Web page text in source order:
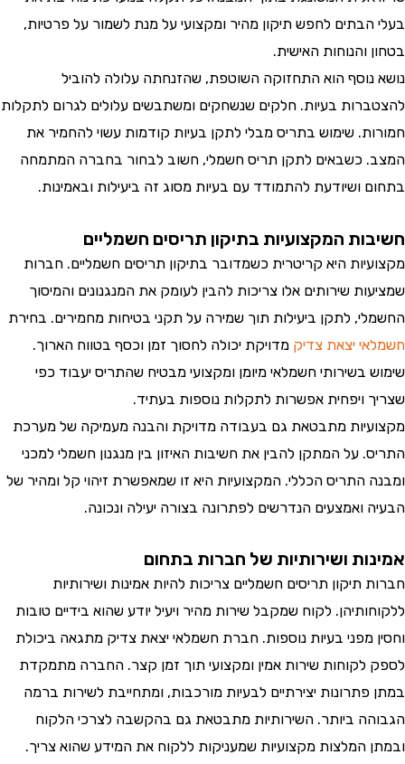
לחפש תיקון מהיר ומקצועי על מנת לשמור על פרטיות,
והנוחות האישית.
הוא התחזוקה השוטפת, שהזנחתה עלולה להוביל
בעיות. חלקים שנשחקים ומשתבשים עלולים לגרום לתקלות
שימוש בתריס מבלי לתקן בעיות קודמות עשוי להחמיר את
כשבאים לתקן תריס חשמלי, חשוב לבחור בחברה המתמחה
ושיודעת להתמודד עם בעיות מסוג זה ביעילות ובאמינות.
המקצועיות בתיקון תריסים חשמליים
היא קריטרית כשמדובר בתיקון תריסים חשמליים. חברות
שירותים אלו צריכות להבין לעומק את המנגנונים והמיסוך
לתקן ביעילות תוך שמירה על תקני בטיחות מחמירים. בחירת
יצאת צדיק מדויקת יכולה לחסוך זמן וכסף בטווח הארוך.
בשירותי חשמלאי מיומן ומקצועי מבטיח שהתריס יעבוד כפי
ויפחית אפשרות לתקלות נוספות בעתיד.
מתבטאת גם בעבודה מדויקת והבנה מעמיקה של מערכת
על המתקן להבין את חשיבות האיזון בין מנגנון חשמלי למכני
התריס הכללי. המקצועיות היא זו שמאפשרת זיהוי קל ומהיר של
ואמצעים הנדרשים לפתרונה בצורה יעילה ונכונה.
ושירותיות של חברות בתחום
תיקון תריסים חשמליים צריכות להיות אמינות ושירותיות
לקוח שמקבל שירות מהיר ויעיל יודע שהוא בידיים טובות
מפני בעיות נוספות. חברת חשמלאי יצאת צדיק מתגאה ביכולת
שירות אמין ומקצועי תוך זמן קצר. החברה מתמקדת
יצירתיים לבעיות מורכבות, ומתחייבת לשירות ברמה
ביותר. השירותיות מתבטאת גם בהקשבה לצרכי הלקוח
המלצות מקצועיות שמעניקות ללקוח את המידע שהוא צריך.